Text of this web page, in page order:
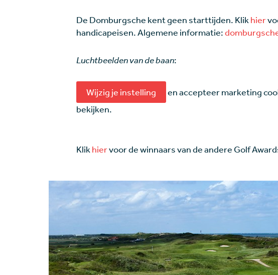
De Domburgsche kent geen starttijden. Klikhier
handicapeisen. Algemene informatie:
Luchtbeelden van de baan:
Wijzig je instelling
en accepteer marketing
bekijken.
Klikhiervoor de winnaars van de andere Golf